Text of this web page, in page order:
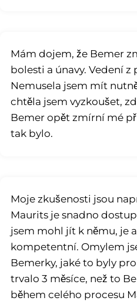
Mám dojem, že Bemer
bolesti a únavy. Vedení z
Nemusela jsem mít
chtěla jsem vyzkoušet,
Bemer opět zmírní mé
tak bylo.
Moje zkušenosti jsou
Maurits je snadno
jsem mohl jít k němu, je
kompetentní. Omylem
Bemerky, jaké to byly
trvalo 3 měsíce, než to
během celého procesu